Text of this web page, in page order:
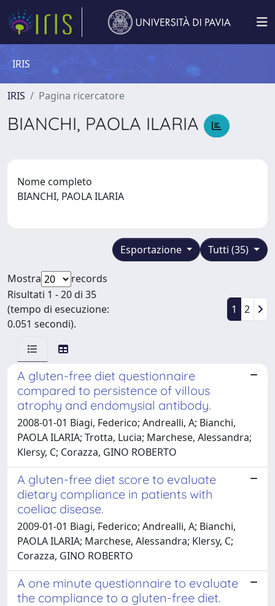
IRIS
IRIS Pagina ricercatore
BIANCHI, PAOLA ILARIA
Nome completo
BIANCHI, PAOLA ILARIA
Tutti (35)
Esportazione
Mostra
records
Risultati 1 - 20 di 35
(tempo di esecuzione:
0.051 secondi).
1 2
A gluten-free diet questionnaire
compared to persistence of villous
atrophy and endomysial antibody.
2008-01-01 Biagi, Federico; Andrealli, A; Bianchi,
PAOLA ILARIA; Trotta, Lucia; Marchese, Alessandra;
Klersy, C; Corazza, GINO ROBERTO
A gluten-free diet score to evaluate
dietary compliance in patients with
coeliac disease.
2009-01-01 Biagi, Federico; Andrealli, A; Bianchi,
PAOLA ILARIA; Marchese, Alessandra; Klersy, C;
Corazza, GINO ROBERTO
A one minute questionnaire to evaluate
the compliance to a gluten-free diet.